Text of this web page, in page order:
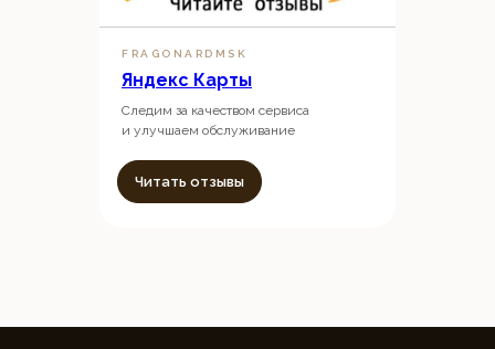
FRAGONARDMSK
Яндекс Карты
Следим за качеством сервиса
и улучшаем обслуживание
Читать отзывы